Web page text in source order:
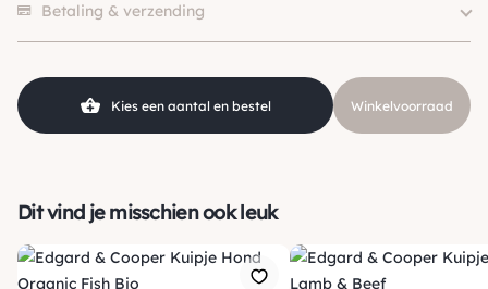
Voedingsdoel
Graanvrij
SKU
210000000895
Betaling & verzending
Kies een aantal en bestel Winkelvoorraad
Dit vind je misschien ook leuk